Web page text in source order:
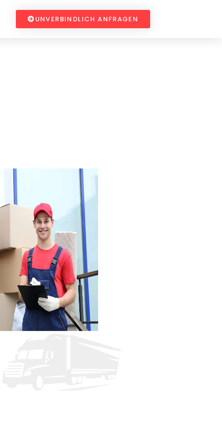
UNVERBINDLICH ANFRAGEN